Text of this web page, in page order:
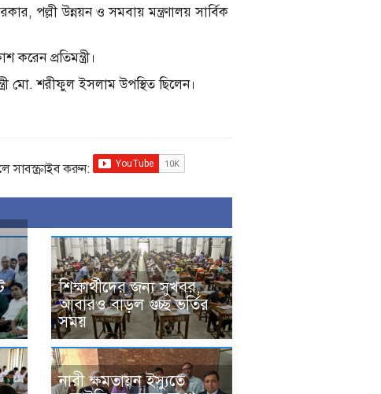
পল্লী উন্নয়ন ও সমবায় মন্ত্রণালয় সার্বিক
প্রতিমন্ত্রী।
মো. শরীফুল ইসলাম উপস্থিত ছিলেন।
সাবস্ক্রাইব করুন:
শিক্ষার্থীদের জন্য সুখবর,
আবারও বাড়ল গুচ্ছ ভর্তির
সময়
নারী ক্ষমতায়ন ইস্যুতে